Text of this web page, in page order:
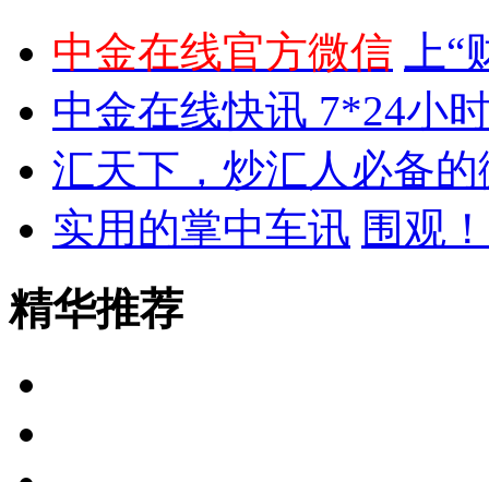
中金在线官方微信
上
中金在线快讯 7*24小
汇天下，炒汇人必备
实用的掌中车讯 围观
精华推荐